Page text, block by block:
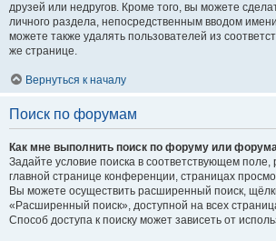
друзей или недругов. Кроме того, вы можете
личного раздела, непосредственным вводом
можете также удалять пользователей из
же странице.
Вернуться к началу
Поиск по форумам
Как мне выполнить поиск по форуму или
Задайте условие поиска в соответствующем
главной странице конференции, страницах
Вы можете осуществить расширенный поиск,
«Расширенный поиск», доступной на всех
Способ доступа к поиску может зависеть от